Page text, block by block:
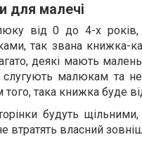
для малечі
від 0 до 4-х років,
так звана книжка-
деякі мають
малюкам та
того, така книжка буде
будуть
втратять власний